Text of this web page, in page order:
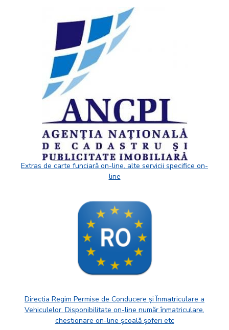
Extras de carte funciară on-line, alte servicii specifice on-
line
Direcția Regim Permise de Conducere și Înmatriculare a
Vehiculelor. Disponibilitate on-line număr înmatriculare,
chestionare on-line școală șoferi etc